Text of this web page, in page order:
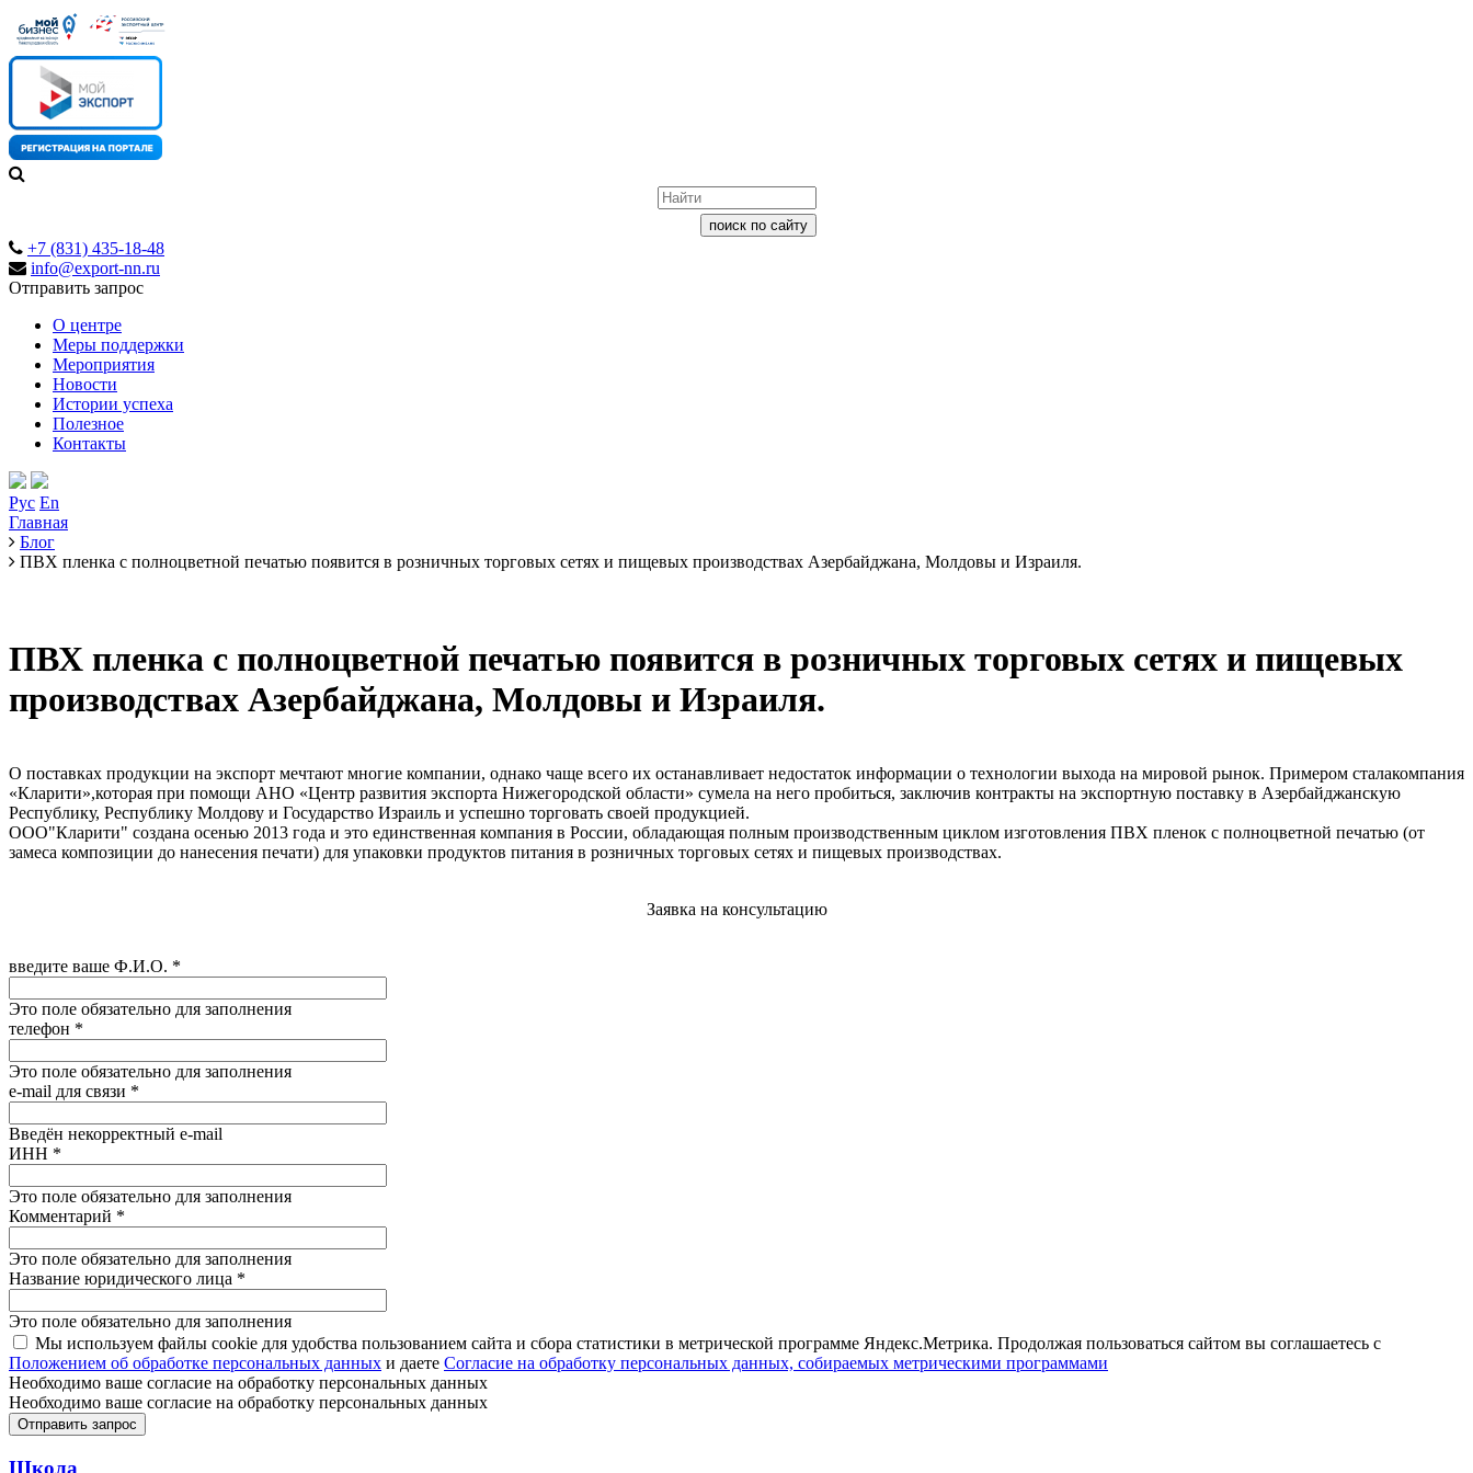
+7 (831) 435-18-48
info@export-nn.ru
Отправить запрос
О центре
Меры поддержки
Мероприятия
Новости
Истории успеха
Полезное
Контакты
Рус En
Главная
Блог
ПВХ пленка с полноцветной печатью появится в розничных торговых сетях и пищевых производствах Азербайджана, Молдовы и Израиля.
ПВХ пленка с полноцветной печатью появится в розничных торговых сетях и пищевых
производствах Азербайджана, Молдовы и Израиля.
О поставках продукции на экспорт мечтают многие компании, однако чаще всего их останавливает недостаток информации о технологии выхода на мировой рынок. Примером сталакомпания
«Кларити»,которая при помощи АНО «Центр развития экспорта Нижегородской области» сумела на него пробиться, заключив контракты на экспортную поставку в Азербайджанскую
Республику, Республику Молдову и Государство Израиль и успешно торговать своей продукцией.
ООО"Кларити" создана осенью 2013 года и это единственная компания в России, обладающая полным производственным циклом изготовления ПВХ пленок с полноцветной печатью (от
замеса композиции до нанесения печати) для упаковки продуктов питания в розничных торговых сетях и пищевых производствах.
Заявка на консультацию
введите ваше Ф.И.О. *
Это поле обязательно для заполнения
телефон *
Это поле обязательно для заполнения
e-mail для связи *
Введён некорректный e-mail
ИНН *
Это поле обязательно для заполнения
Комментарий *
Это поле обязательно для заполнения
Название юридического лица *
Это поле обязательно для заполнения
Мы используем файлы cookie для удобства пользованием сайта и сбора статистики в метрической программе Яндекс.Метрика. Продолжая пользоваться сайтом вы соглашаетесь с
Положением об обработке персональных данных и даете Согласие на обработку персональных данных, собираемых метрическими программами
Необходимо ваше согласие на обработку персональных данных
Необходимо ваше согласие на обработку персональных данных
Школа